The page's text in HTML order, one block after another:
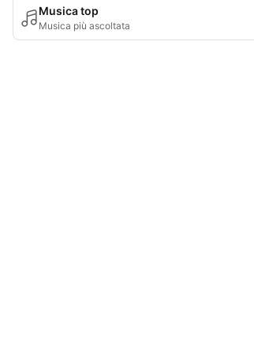
Musica top
Musica più ascoltata